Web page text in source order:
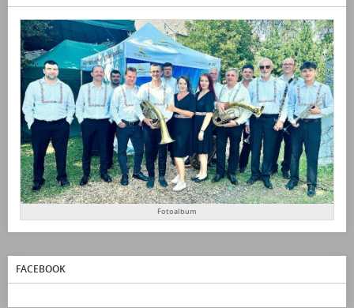
Fotoalbum
FACEBOOK